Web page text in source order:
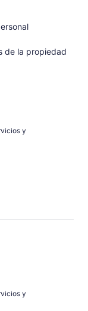
de la propiedad
y
y